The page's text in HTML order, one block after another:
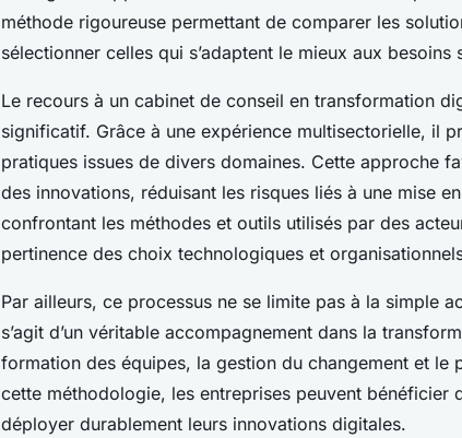
méthode rigoureuse permettant de comparer les
sélectionner celles qui s’adaptent le mieux aux
Le recours à un cabinet de conseil en transformation
significatif. Grâce à une expérience multisectorielle, il
pratiques issues de divers domaines. Cette approche
des innovations, réduisant les risques liés à une mise
confrontant les méthodes et outils utilisés par des
pertinence des choix technologiques et
Par ailleurs, ce processus ne se limite pas à la simple
s’agit d’un véritable accompagnement dans la
formation des équipes, la gestion du changement et le
cette méthodologie, les entreprises peuvent bénéficier
déployer durablement leurs innovations digitales.